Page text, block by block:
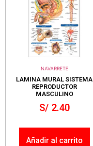
NAVARRETE
LAMINA MURAL SISTEMA
REPRODUCTOR
MASCULINO
S/2.40
Añadir al carrito